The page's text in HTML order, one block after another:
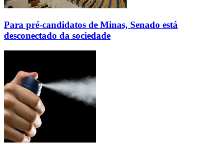
Para pré-candidatos de Minas, Senado está
desconectado da sociedade